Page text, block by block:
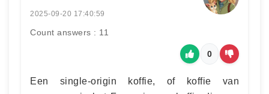
2025-09-20 17:40:59
Count answers : 11
0
Een single-origin koffie, of koffie van